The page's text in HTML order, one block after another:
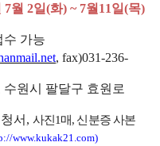
7월 2일(화) ~ 7월 11일(목)
수 가능
, fax)031-236-
수원시 팔달구 효원로
서 , 사진1매, 신분증 사본
www.kukak21.com)